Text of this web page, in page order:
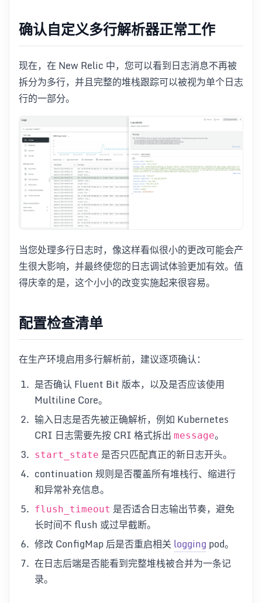
确认自定义多行解析器正常工作
现在，在 New Relic 中，您可以看到日志消息不再被
拆分为多行，并且完整的堆栈跟踪可以被视为单个日志
行的一部分。
当您处理多行日志时，像这样看似很小的更改可能会产
生很大影响，并最终使您的日志调试体验更加有效。值
得庆幸的是，这个小小的改变实施起来很容易。
配置检查清单
在生产环境启用多行解析前，建议逐项确认：
是否确认 Fluent Bit 版本，以及是否应该使用
Multiline Core。
输入日志是否先被正确解析，例如 Kubernetes
CRI 日志需要先按 CRI 格式拆出 message。
start_state 是否只匹配真正的新日志开头。
continuation 规则是否覆盖所有堆栈行、缩进行
和异常补充信息。
flush_timeout 是否适合日志输出节奏，避免
长时间不 flush 或过早截断。
修改 ConfigMap 后是否重启相关logging pod。
在日志后端是否能看到完整堆栈被合并为一条记
录。